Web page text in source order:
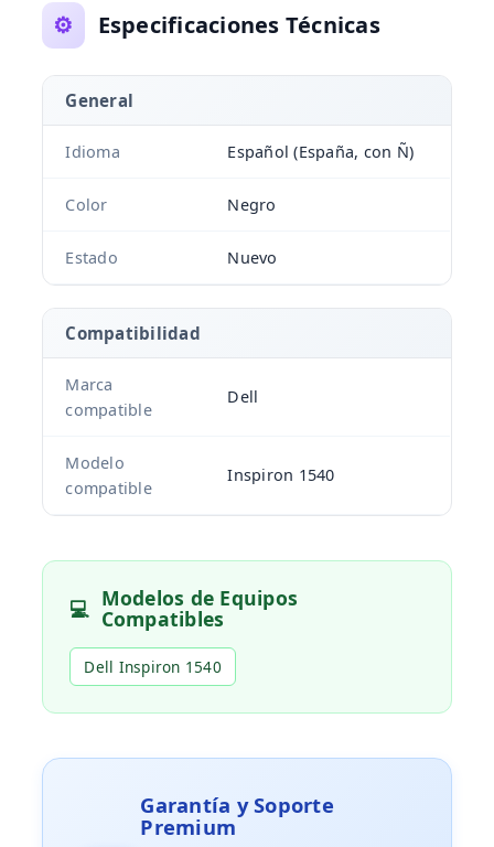
⚙️ Especificaciones Técnicas
General
Idioma Español (España, con Ñ)
Color Negro
Estado Nuevo
Compatibilidad
Marca
compatible
Dell
Modelo
compatible
Inspiron 1540
💻 Modelos de Equipos
Compatibles
Dell Inspiron 1540
Garantía y Soporte
Premium